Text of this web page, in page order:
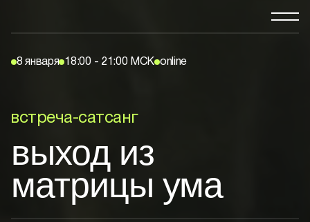
8 января 18:00 - 21:00 МСК online
встреча-сатсанг
выход из
матрицы ума